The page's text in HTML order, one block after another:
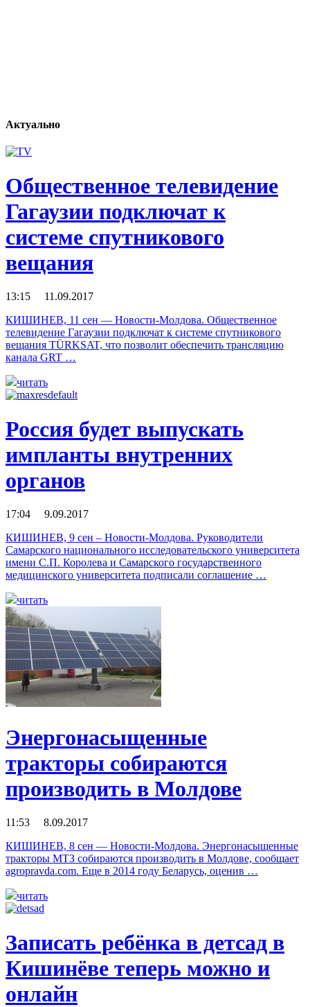
Актуально
Общественное телевидение
Гагаузии подключат к
системе спутникового
вещания
13:15 11.09.2017
КИШИНЕВ, 11 сен — Новости-Молдова. Общественное
телевидение Гагаузии подключат к системе спутникового
вещания TÜRKSAT, что позволит обеспечить трансляцию
канала GRT …
читать
Россия будет выпускать
импланты внутренних
органов
17:04 9.09.2017
КИШИНЕВ, 9 сен – Новости-Молдова. Руководители
Самарского национального исследовательского университета
имени С.П. Королева и Самарского государственного
медицинского университета подписали соглашение …
читать
Энергонасыщенные
тракторы собираются
производить в Молдове
11:53 8.09.2017
КИШИНЕВ, 8 сен — Новости-Молдова. Энергонасыщенные
тракторы МТЗ собираются производить в Молдове, сообщает
agropravda.com. Еще в 2014 году Беларусь, оценив …
читать
Записать ребёнка в детсад в
Кишинёве теперь можно и
онлайн